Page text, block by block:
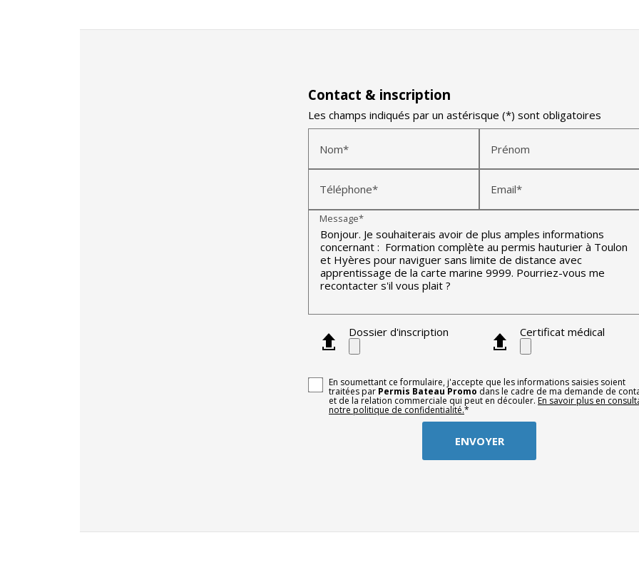
Contact & inscription
Les champs indiqués par un astérisque (*) sont obligatoires
Nom* Prénom
Téléphone* Email*
Message*
Dossier d'inscription Certificat médical
En soumettant ce formulaire, j'accepte que les informations saisies soient
traitées par Permis Bateau Promo dans le cadre de ma demande de
et de la relation commerciale qui peut en découler. En savoir plus en
notre politique de confidentialité.*